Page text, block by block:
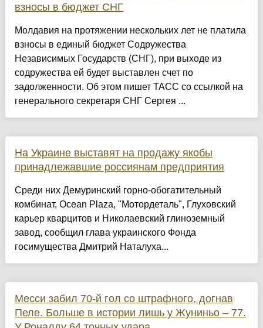
взносы в бюджет СНГ
Молдавия на протяжении нескольких лет не платила
взносы в единый бюджет Содружества
Независимых Государств (СНГ), при выходе из
содружества ей будет выставлен счет по
задолженности. Об этом пишет ТАСС со ссылкой на
генерального секретаря СНГ Сергея ...
На Украине выставят на продажу якобы
принадлежавшие россиянам предприятия
Среди них Демуринский горно-обогатительный
комбинат, Ocean Plaza, "Мотордеталь", Глуховский
карьер кварцитов и Николаевский глиноземный
завод, сообщил глава украинского Фонда
госимущества Дмитрий Наталуха...
Месси забил 70-й гол со штрафного, догнав
Пеле. Больше в истории лишь у Жуниньо – 77.